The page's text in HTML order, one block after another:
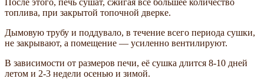
После этого, печь сушат, сжигая всё большее количество
топлива, при закрытой топочной дверке.
Дымовую трубу и поддувало, в течение всего периода сушки,
не закрывают, а помещение — усиленно вентилируют.
В зависимости от размеров печи, её сушка длится 8-10 дней
летом и 2-3 недели осенью и зимой.